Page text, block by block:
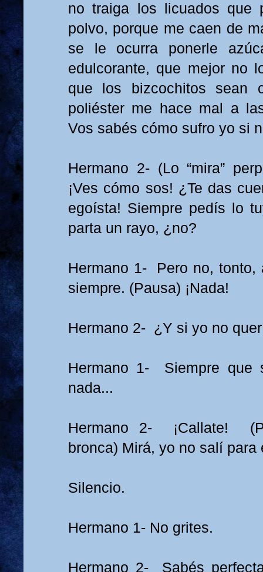
no traiga los licuados que
polvo, porque me caen de
se le ocurra ponerle
edulcorante, que mejor no
que los bizcochitos sean
poliéster me hace mal a
Vos sabés cómo sufro yo si
Hermano 2- (Lo “mira”
¡Ves cómo sos! ¿Te das
egoísta! Siempre pedís lo
parta un rayo, ¿no?
Hermano 1- Pero no,
siempre. (Pausa) ¡Nada!
Hermano 2- ¿Y si yo no
Hermano 1- Siempre que
nada...
Hermano 2- ¡Callate!
bronca) Mirá, yo no salí para
Silencio.
Hermano 1- No grites.
Hermano 2- Sabés